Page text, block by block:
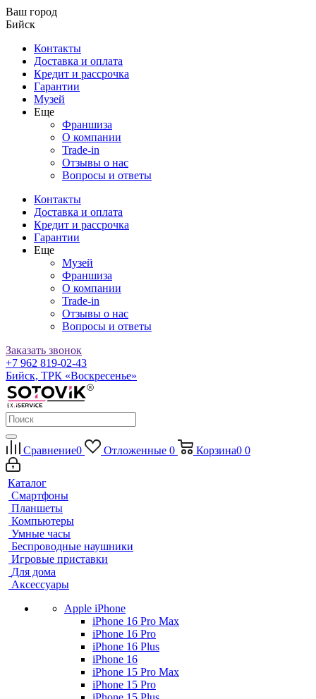
Ваш город
Бийск
Контакты
Доставка и оплата
Кредит и рассрочка
Гарантии
Музей
Еще
Франшиза
О компании
Trade-in
Отзывы о нас
Вопросы и ответы
Контакты
Доставка и оплата
Кредит и рассрочка
Гарантии
Еще
Музей
Франшиза
О компании
Trade-in
Отзывы о нас
Вопросы и ответы
Заказать звонок
+7 962 819-02-43
Бийск, ТРК «Воскресенье»
Сравнение0 Отложенные 0 Корзина0 0
Каталог
Смартфоны
Планшеты
Компьютеры
Умные часы
Беспроводные наушники
Игровые приставки
Для дома
Аксессуары
Apple iPhone
iPhone 16 Pro Max
iPhone 16 Pro
iPhone 16 Plus
iPhone 16
iPhone 15 Pro Max
iPhone 15 Pro